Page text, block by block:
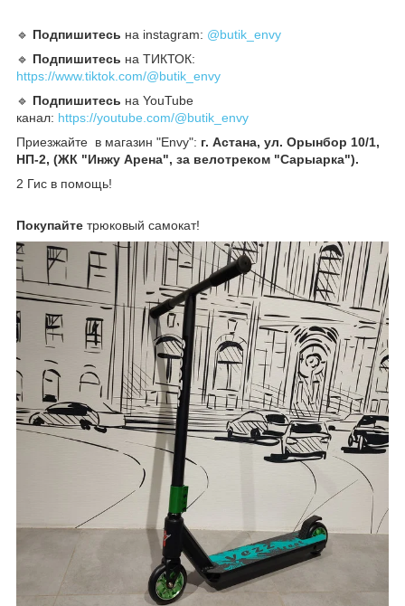
🔹️ Подпишитесь на instagram: @butik_envy
🔹️ Подпишитесь на ТИКТОК:
https://www.tiktok.com/@butik_envy
🔹️ Подпишитесь на YouTube
канал: https://youtube.com/@butik_envy
Приезжайте в магазин "Envy": г. Астана, ул. Орынбор 10/1,
НП-2, (ЖК "Инжу Арена", за велотреком "Сарыарка").
2 Гис в помощь!
Покупайте трюковый самокат!